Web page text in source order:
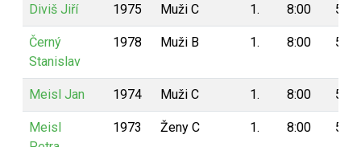
Diviš Jiří 1975 Muži C 1. 8:00 5
Černý
Stanislav
1978 Muži B 1. 8:00 5
Meisl Jan 1974 Muži C 1. 8:00 5
Meisl
1973 Ženy C 1. 8:00 5